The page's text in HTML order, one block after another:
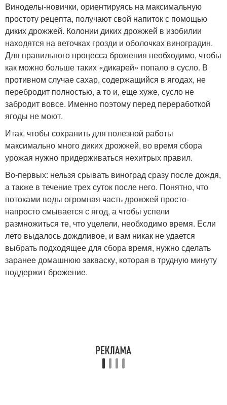
Виноделы-новички, ориентируясь на максимальную
простоту рецепта, получают свой напиток с помощью
диких дрожжей. Колонии диких дрожжей в изобилии
находятся на веточках грозди и оболочках виноградин.
Для правильного процесса брожения необходимо, чтобы
как можно больше таких «дикарей» попало в сусло. В
противном случае сахар, содержащийся в ягодах, не
перебродит полностью, а то и, еще хуже, сусло не
забродит вовсе. Именно поэтому перед переработкой
ягоды не моют.
Итак, чтобы сохранить для полезной работы
максимально много диких дрожжей, во время сбора
урожая нужно придерживаться нехитрых правил.
Во-первых: нельзя срывать виноград сразу после дождя,
а также в течение трех суток после него. Понятно, что
потоками воды огромная часть дрожжей просто-
напросто смывается с ягод, а чтобы успели
размножиться те, что уцелели, необходимо время. Если
лето выдалось дождливое, и вам никак не удается
выбрать подходящее для сбора время, нужно сделать
заранее домашнюю закваску, которая в трудную минуту
поддержит брожение.